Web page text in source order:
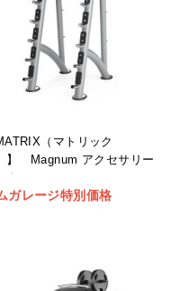
（マトリック
】 Magnum アクセサリー
ク
ガレージ特別価格